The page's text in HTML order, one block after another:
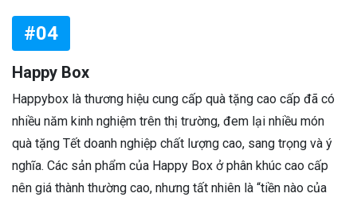
#04
Happy Box
Happybox là thương hiệu cung cấp quà tặng cao cấp đã có
nhiều năm kinh nghiệm trên thị trường, đem lại nhiều món
quà tặng Tết doanh nghiệp chất lượng cao, sang trọng và ý
nghĩa. Các sản phẩm của Happy Box ở phân khúc cao cấp
nên giá thành thường cao, nhưng tất nhiên là “tiền nào của